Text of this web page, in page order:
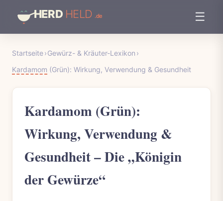
☰
Startseite›Gewürz- & Kräuter-Lexikon ›
Kardamom (Grün): Wirkung, Verwendung & Gesundheit
Kardamom (Grün):
Wirkung, Verwendung &
Gesundheit – Die „Königin
der Gewürze“